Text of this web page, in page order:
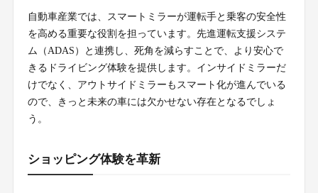
自動車産業では、スマートミラーが運転手と乗客の安全性
を高める重要な役割を担っています。先進運転支援システ
ム（ADAS）と連携し、死角を減らすことで、より安心で
きるドライビング体験を提供します。インサイドミラーだ
けでなく、アウトサイドミラーもスマート化が進んでいる
ので、きっと未来の車には欠かせない存在となるでしょ
う。
ショッピング体験を革新